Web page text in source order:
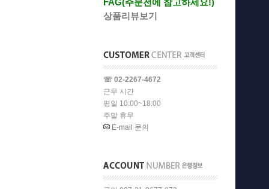
FAG(주문전에 참고하세요!)
상품리뷰보기
☏ 02-2267-4672
근무 시간
평일 10:00~18:00
주말 휴무
E-mail 문의